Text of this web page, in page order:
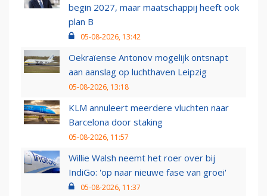
begin 2027, maar maatschappij heeft ook
plan B
05-08-2026, 13:42
Oekraïense Antonov mogelijk ontsnapt
aan aanslag op luchthaven Leipzig
05-08-2026, 13:18
KLM annuleert meerdere vluchten naar
Barcelona door staking
05-08-2026, 11:57
Willie Walsh neemt het roer over bij
IndiGo: 'op naar nieuwe fase van groei'
05-08-2026, 11:37